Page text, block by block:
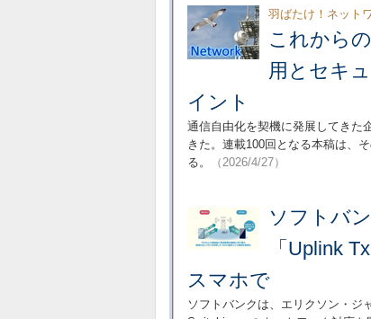
羽ばたけ！ネット
これから
用とセキ
イント
通信自由化を契機に発展してきた
きた。連載100回となる本稿は、
る。
（2026/4/27）
ソフトバ
「Uplink
スマホで
ソフトバンクは、エリクソン・ジ